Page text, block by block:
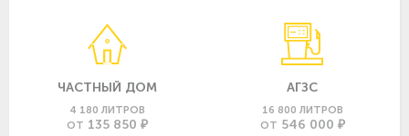
ЧАСТНЫЙ ДОМ
4 180 ЛИТРОВ
ОТ 135 850 ₽
АГЗС
16 800 ЛИТРОВ
ОТ 546 000 ₽